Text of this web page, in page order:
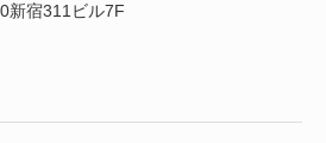
新宿311ビル7F